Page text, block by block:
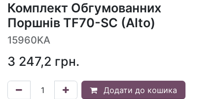
Комплект Обгумованних
Поршнів TF70-SC (Alto)
15960KA
3 247,2 грн.
Додати до кошика